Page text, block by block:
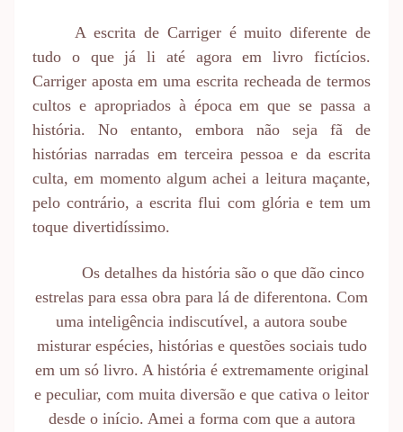
A escrita de Carriger é muito diferente de
tudo o que já li até agora em livro fictícios.
Carriger aposta em uma escrita recheada de termos
cultos e apropriados à época em que se passa a
história. No entanto, embora não seja fã de
histórias narradas em terceira pessoa e da escrita
culta, em momento algum achei a leitura maçante,
pelo contrário, a escrita flui com glória e tem um
toque divertidíssimo.
Os detalhes da história são o que dão cinco
estrelas para essa obra para lá de diferentona. Com
uma inteligência indiscutível, a autora soube
misturar espécies, histórias e questões sociais tudo
em um só livro. A história é extremamente original
e peculiar, com muita diversão e que cativa o leitor
desde o início. Amei a forma com que a autora